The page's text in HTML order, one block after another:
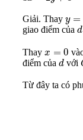
Giải. Thay y =
giao điểm của d
Thay x = 0
điểm của d với
Từ đây ta có